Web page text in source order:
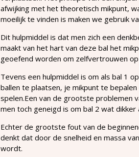
afwijking met het theoretisch mikpunt,
moeilijk te vinden is maken we gebruik
Dit hulpmiddel is dat men zich een
maakt van het hart van deze bal het
geoefend worden om zelfvertrouwen
Tevens een hulpmiddel is om als bal 1
ballen te plaatsen, je mikpunt te
spelen.Een van de grootste problemen
men toch geneigd is om bal 2 wat
Echter de grootste fout van de
denkt dat door de snelheid en massa
wordt.